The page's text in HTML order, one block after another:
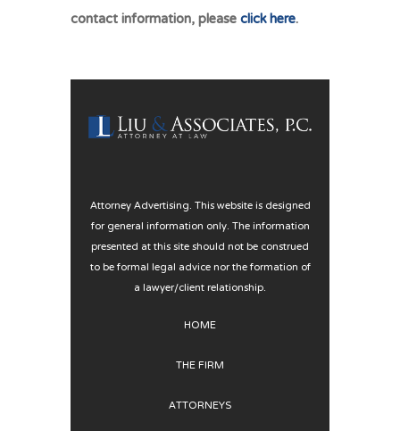
contact information, pleaseclick here.
Attorney Advertising. This website is designed
for general information only. The information
presented at this site should not be construed
to be formal legal advice nor the formation of
a lawyer/client relationship.
HOME
THE FIRM
ATTORNEYS